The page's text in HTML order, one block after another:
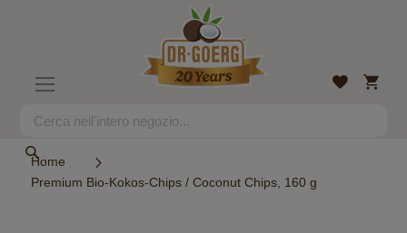
Search
Lista
Home
Premium Bio-Kokos-Chips / Coconut Chips, 160 g